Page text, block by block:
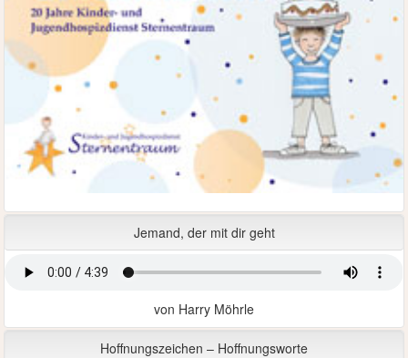
Jemand, der mit dir geht
von Harry Möhrle
Hoffnungszeichen – Hoffnungsworte